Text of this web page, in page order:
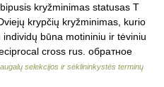
kryžminimas statusas T
krypčių kryžminimas, kurio
būna motininiu ir tėviniu
cross rus. обратное
selekcijos ir sėklininkystės terminų